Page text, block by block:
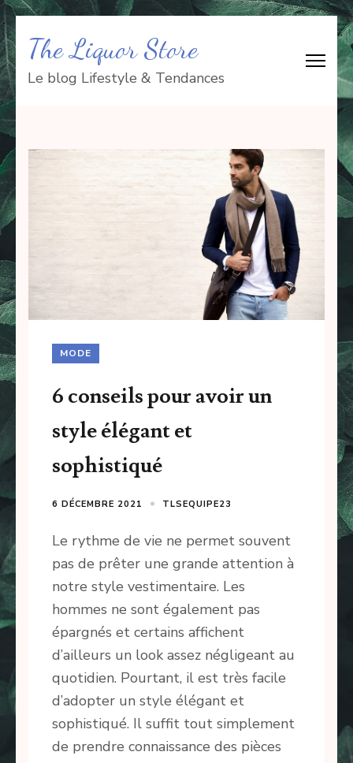
Aller
au
contenu
(Pressez
Entrée)
The Liquor Store
Le blog Lifestyle & Tendances
MODE
6 conseils pour avoir un
style élégant et
sophistiqué
6 DÉCEMBRE 2021 TLSEQUIPE23
Le rythme de vie ne permet souvent
pas de prêter une grande attention à
notre style vestimentaire. Les
hommes ne sont également pas
épargnés et certains affichent
d’ailleurs un look assez négligeant au
quotidien. Pourtant, il est très facile
d’adopter un style élégant et
sophistiqué. Il suffit tout simplement
de prendre connaissance des pièces